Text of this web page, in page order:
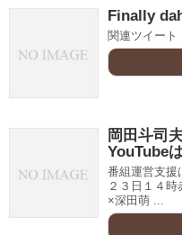
Finally
関連ツイート
岡田斗司
YouTube
番組運営支援
２３日１４
×深田萌 ...